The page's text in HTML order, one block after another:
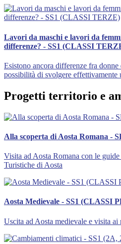
Lavori da maschi e lavori da
differenze? - SS1 (CLASSI
Esistono ancora differenze fra
possibilità di svolgere effettivamente
Progetti territorio e
Alla scoperta di Aosta Romana -
Visita ad Aosta Romana con le
Turistiche di Aosta
Aosta Medievale - SS1 (CLASSI
Uscita ad Aosta medievale e visita ai